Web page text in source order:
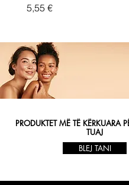
Price
5,55 €
PRODUKTET MË TË KËRKUARA
TUAJ
BLEJ TANI